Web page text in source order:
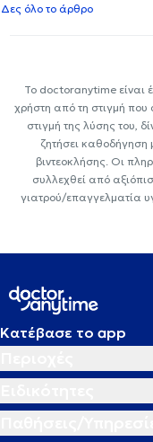
Δες όλο το άρθρο
Το doctoranytime είναι
χρήστη από τη στιγμή που
στιγμή της λύσης του,
ζητήσει
βιντεοκλήσης. Οι
συλλεχθεί από
γιατρού/επαγγελματία
Κατέβασε το app